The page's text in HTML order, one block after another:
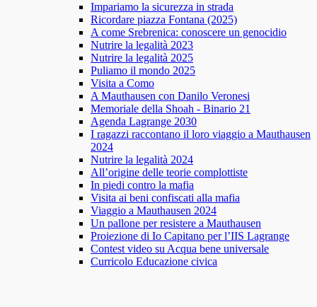
Impariamo la sicurezza in strada
Ricordare piazza Fontana (2025)
A come Srebrenica: conoscere un genocidio
Nutrire la legalità 2023
Nutrire la legalità 2025
Puliamo il mondo 2025
Visita a Como
A Mauthausen con Danilo Veronesi
Memoriale della Shoah - Binario 21
Agenda Lagrange 2030
I ragazzi raccontano il loro viaggio a Mauthausen
2024
Nutrire la legalità 2024
All’origine delle teorie complottiste
In piedi contro la mafia
Visita ai beni confiscati alla mafia
Viaggio a Mauthausen 2024
Un pallone per resistere a Mauthausen
Proiezione di Io Capitano per l’IIS Lagrange
Contest video su Acqua bene universale
Curricolo Educazione civica